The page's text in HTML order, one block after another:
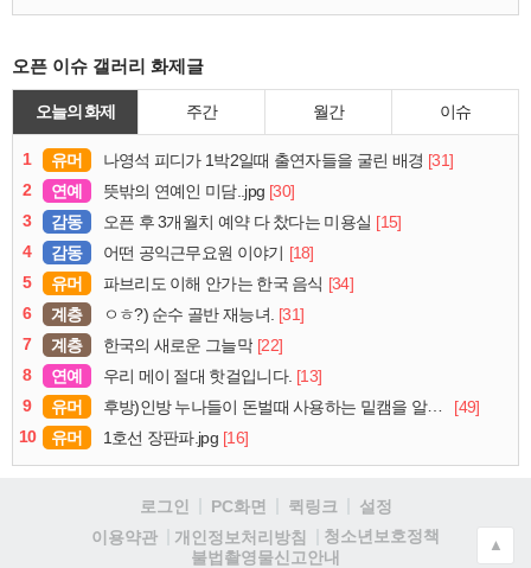
오픈 이슈 갤러리 화제글
오늘의 화제 주간 월간 이슈
1 유머 나영석 피디가 1박2일때 출연자들을 굴린 배경 [31]
2
연예 뜻밖의 연예인 미담..jpg [30]
3
감동 오픈 후 3개월치 예약 다 찼다는 미용실 [15]
4
감동 어떤 공익근무요원 이야기 [18]
5
유머 파브리도 이해 안가는 한국 음식 [34]
6
계층 ㅇㅎ?) 순수 골반 재능녀. [31]
7
계층 한국의 새로운 그늘막 [22]
8
연예 우리 메이 절대 핫걸입니다. [13]
9
유머 후방)인방 누나들이 돈벌때 사용하는 밑캠을 알아보자
[49]
10
유머 1호선 장판파.jpg [16]
로그인 PC화면 퀵링크
설정
이용약관
개인정보처리방침
청소년보호정책
불법촬영물신고안내
▲